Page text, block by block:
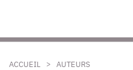
ACCUEIL > AUTEURS